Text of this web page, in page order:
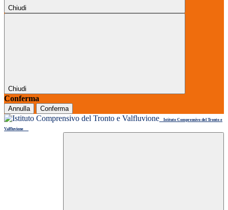
Chiudi
Chiudi
Conferma
Annulla Conferma
Istituto Comprensivo del Tronto e
Valfluvione